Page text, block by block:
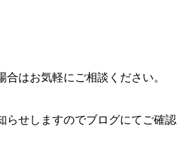
合はお気軽にご相談ください。
らせしますのでブログにてご確認